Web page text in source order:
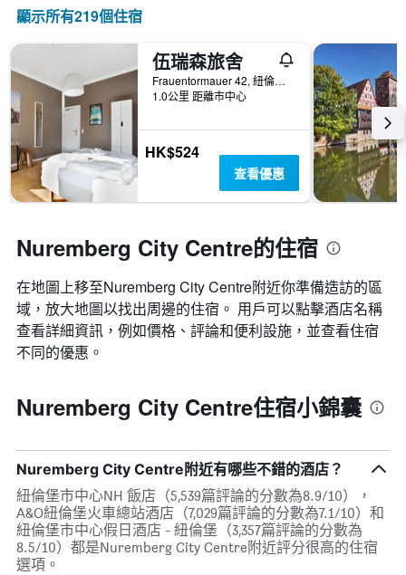
顯示所有219​個住宿
伍瑞森旅舍
Frauentormauer 42, 紐倫堡, 巴伐利亞, 德國
1.0公里 距離市中心
HK$524
查看優惠
Nuremberg City Centre的住宿
在地圖上移至Nuremberg City Centre​​附近你準備造訪的區
域，放大地圖以找出周邊的住宿。 用戶可以點擊酒店名稱
查看詳細資訊，例如價格、評論和便利設施，並查看住宿
不同的優惠。
Nuremberg City Centre住宿小錦囊
Nuremberg City Centre附近有哪些不錯的酒店？
紐倫堡市中心NH 飯店（5,539篇評論的分數為8.9/10），
A&O紐倫堡火車總站酒店（7,029篇評論的分數為7.1/10）和
紐倫堡市中心假日酒店 - 紐倫堡（3,357篇評論的分數為
8.5/10）都是Nuremberg City Centre附近評分很高的住宿
選項。